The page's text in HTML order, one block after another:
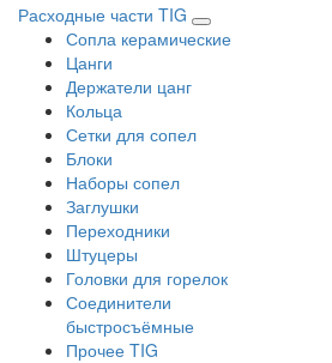
Расходные части TIG
Сопла керамические
Цанги
Держатели цанг
Кольца
Сетки для сопел
Блоки
Наборы сопел
Заглушки
Переходники
Штуцеры
Головки для горелок
Соединители
быстросъёмные
Прочее TIG